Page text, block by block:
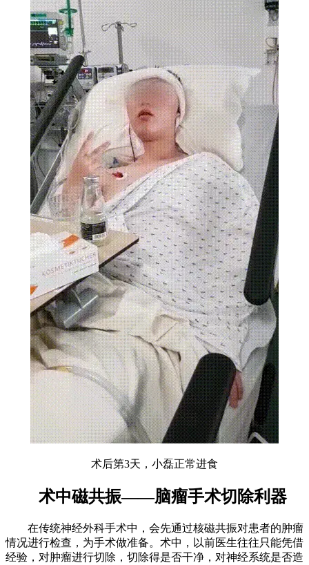
术后第3天，小磊正常进食
术中磁共振——脑瘤手术切除利器
在传统神经外科手术中，会先通过核磁共振对患者的肿瘤
情况进行检查，为手术做准备。术中，以前医生往往只能凭借
经验，对肿瘤进行切除，切除得是否干净，对神经系统是否造